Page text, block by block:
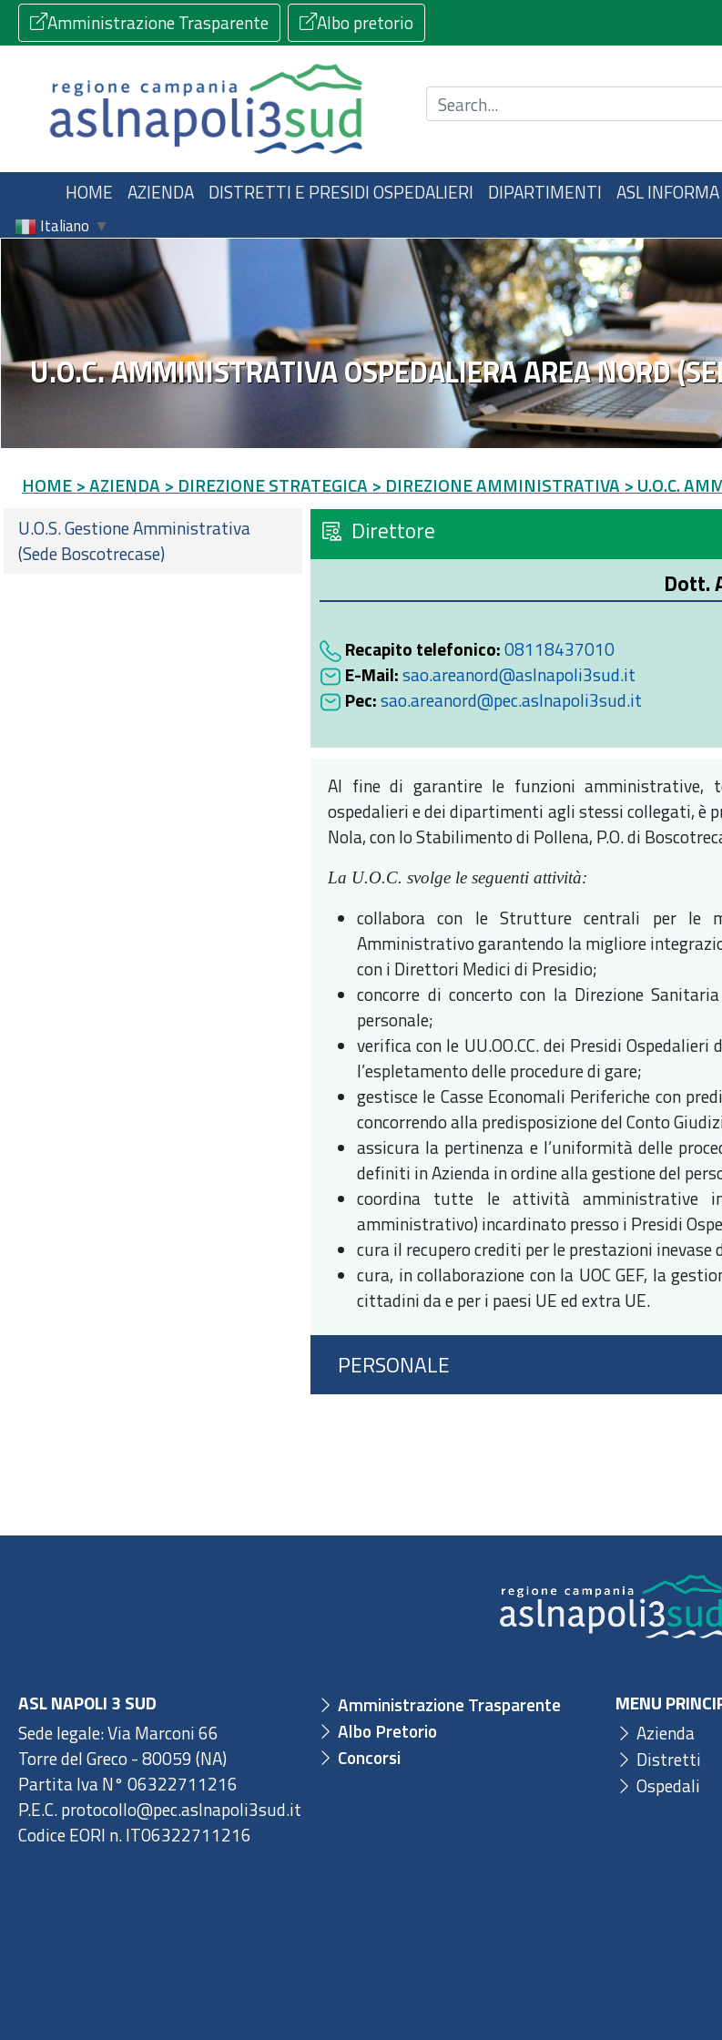
Amministrazione Trasparente Albo pretorio
Cerca nel sito
HOME AZIENDA DISTRETTI E PRESIDI OSPEDALIERI DIPARTIMENTI ASL INFORMA
Italiano ▼
U.O.C. AMMINISTRATIVA OSPEDALIERA AREA NORD
HOME > AZIENDA > DIREZIONE STRATEGICA > DIREZIONE AMMINISTRATIVA > U.O.C.
U.O.S. Gestione Amministrativa
(Sede Boscotrecase)
Direttore
Dott.
Recapito telefonico:08118437010
E-Mail:sao.areanord@aslnapoli3sud.it
Pec:sao.areanord@pec.aslnapoli3sud.it
Al fine di garantire le funzioni amministrative,
ospedalieri e dei dipartimenti agli stessi collegati, è
Nola, con lo Stabilimento di Pollena, P.O. di
La U.O.C. svolge le seguenti attività:
collabora con le Strutture centrali per le
Amministrativo garantendo la migliore
con i Direttori Medici di Presidio;
concorre di concerto con la Direzione
personale;
verifica con le UU.OO.CC. dei Presidi
l’espletamento delle procedure di gare;
gestisce le Casse Economali Periferiche con
concorrendo alla predisposizione del Conto
assicura la pertinenza e l’uniformità delle
definiti in Azienda in ordine alla gestione del
coordina tutte le attività amministrative
amministrativo) incardinato presso i Presidi
cura il recupero crediti per le prestazioni
cura, in collaborazione con la UOC GEF, la
cittadini da e per i paesi UE ed extra UE.
PERSONALE
ASL NAPOLI 3 SUD
Sede legale: Via Marconi 66
Torre del Greco - 80059 (NA)
Partita Iva N° 06322711216
P.E.C. protocollo@pec.aslnapoli3sud.it
Codice EORI n. IT06322711216
Amministrazione Trasparente
Albo Pretorio
Concorsi
MENU
Azienda
Distretti
Ospedali